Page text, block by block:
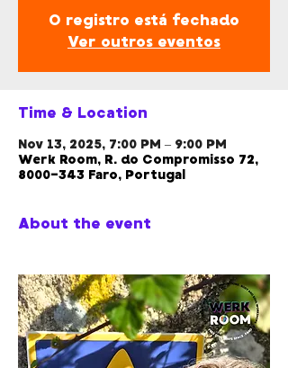
O registro está fechado
Ver outros eventos
Time & Location
Nov 13, 2025, 7:00 PM – 9:00 PM
Werk Room, R. do Compromisso 72,
8000-343 Faro, Portugal
About the event